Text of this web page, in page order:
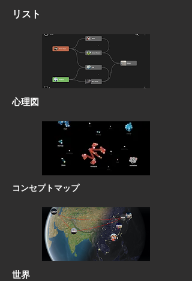
リスト
心理図
コンセプトマップ
世界